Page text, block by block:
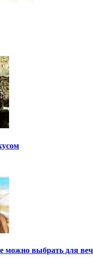
выбрать для